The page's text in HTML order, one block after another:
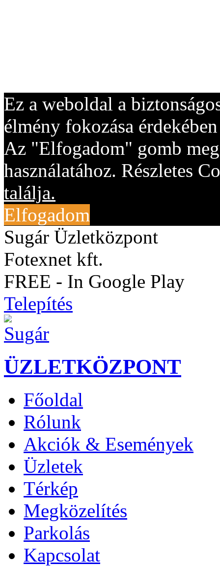
Ez a weboldal a
élmény fokozása
Az "Elfogadom" gomb
használatához. Részletes
találja.
Elfogadom
Sugár Üzletközpont
Fotexnet kft.
FREE - In Google Play
Telepítés
ÜZLETKÖZPONT
Főoldal
Rólunk
Akciók & Események
Üzletek
Térkép
Megközelítés
Parkolás
Kapcsolat